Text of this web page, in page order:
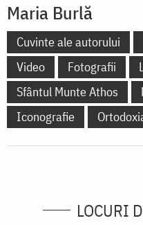
Maria Burlă
Cuvinte ale autorului
Video
Fotografii
Sfântul Munte Athos
Iconografie
LOCURI